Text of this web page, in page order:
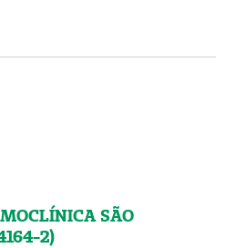
SÃO
2)